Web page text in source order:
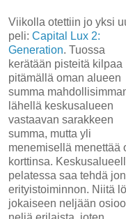
Viikolla otettiin jo yksi
peli: Capital Lux 2:
Generation. Tuossa
kerätään pisteitä kilpaa
pitämällä oman alueen
summa
lähellä keskusalueen
vastaavan sarakkeen
summa, mutta yli
menemisellä menettää
korttinsa.
pelatessa saa tehdä
erityistoiminnon. Niitä
jokaiseen neljään